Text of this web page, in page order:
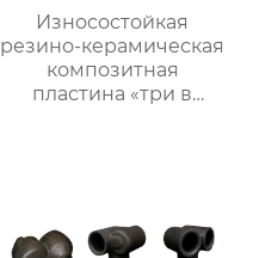
Износостойкая
резино-керамическая
композитная
пластина «три в